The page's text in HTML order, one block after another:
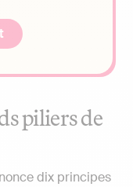
piliers de
dix principes